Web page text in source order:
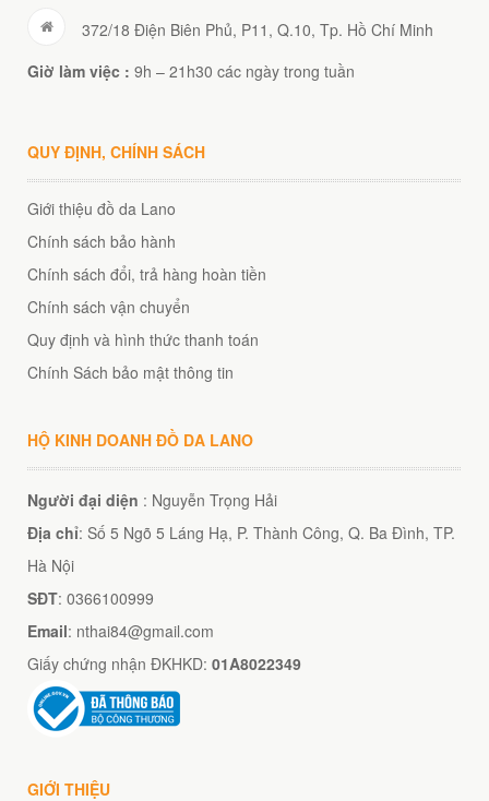
372/18 Điện Biên Phủ, P11, Q.10, Tp. Hồ Chí Minh
Giờ làm việc : 9h – 21h30 các ngày trong tuần
QUY ĐỊNH, CHÍNH SÁCH
Giới thiệu đồ da Lano
Chính sách bảo hành
Chính sách đổi, trả hàng hoàn tiền
Chính sách vận chuyển
Quy định và hình thức thanh toán
Chính Sách bảo mật thông tin
HỘ KINH DOANH ĐỒ DA LANO
Người đại diện : Nguyễn Trọng Hải
Địa chỉ: Số 5 Ngõ 5 Láng Hạ, P. Thành Công, Q. Ba Đình, TP.
Hà Nội
SĐT: 0366100999
Email: nthai84@gmail.com
Giấy chứng nhận ĐKHKD: 01A8022349
GIỚI THIỆU